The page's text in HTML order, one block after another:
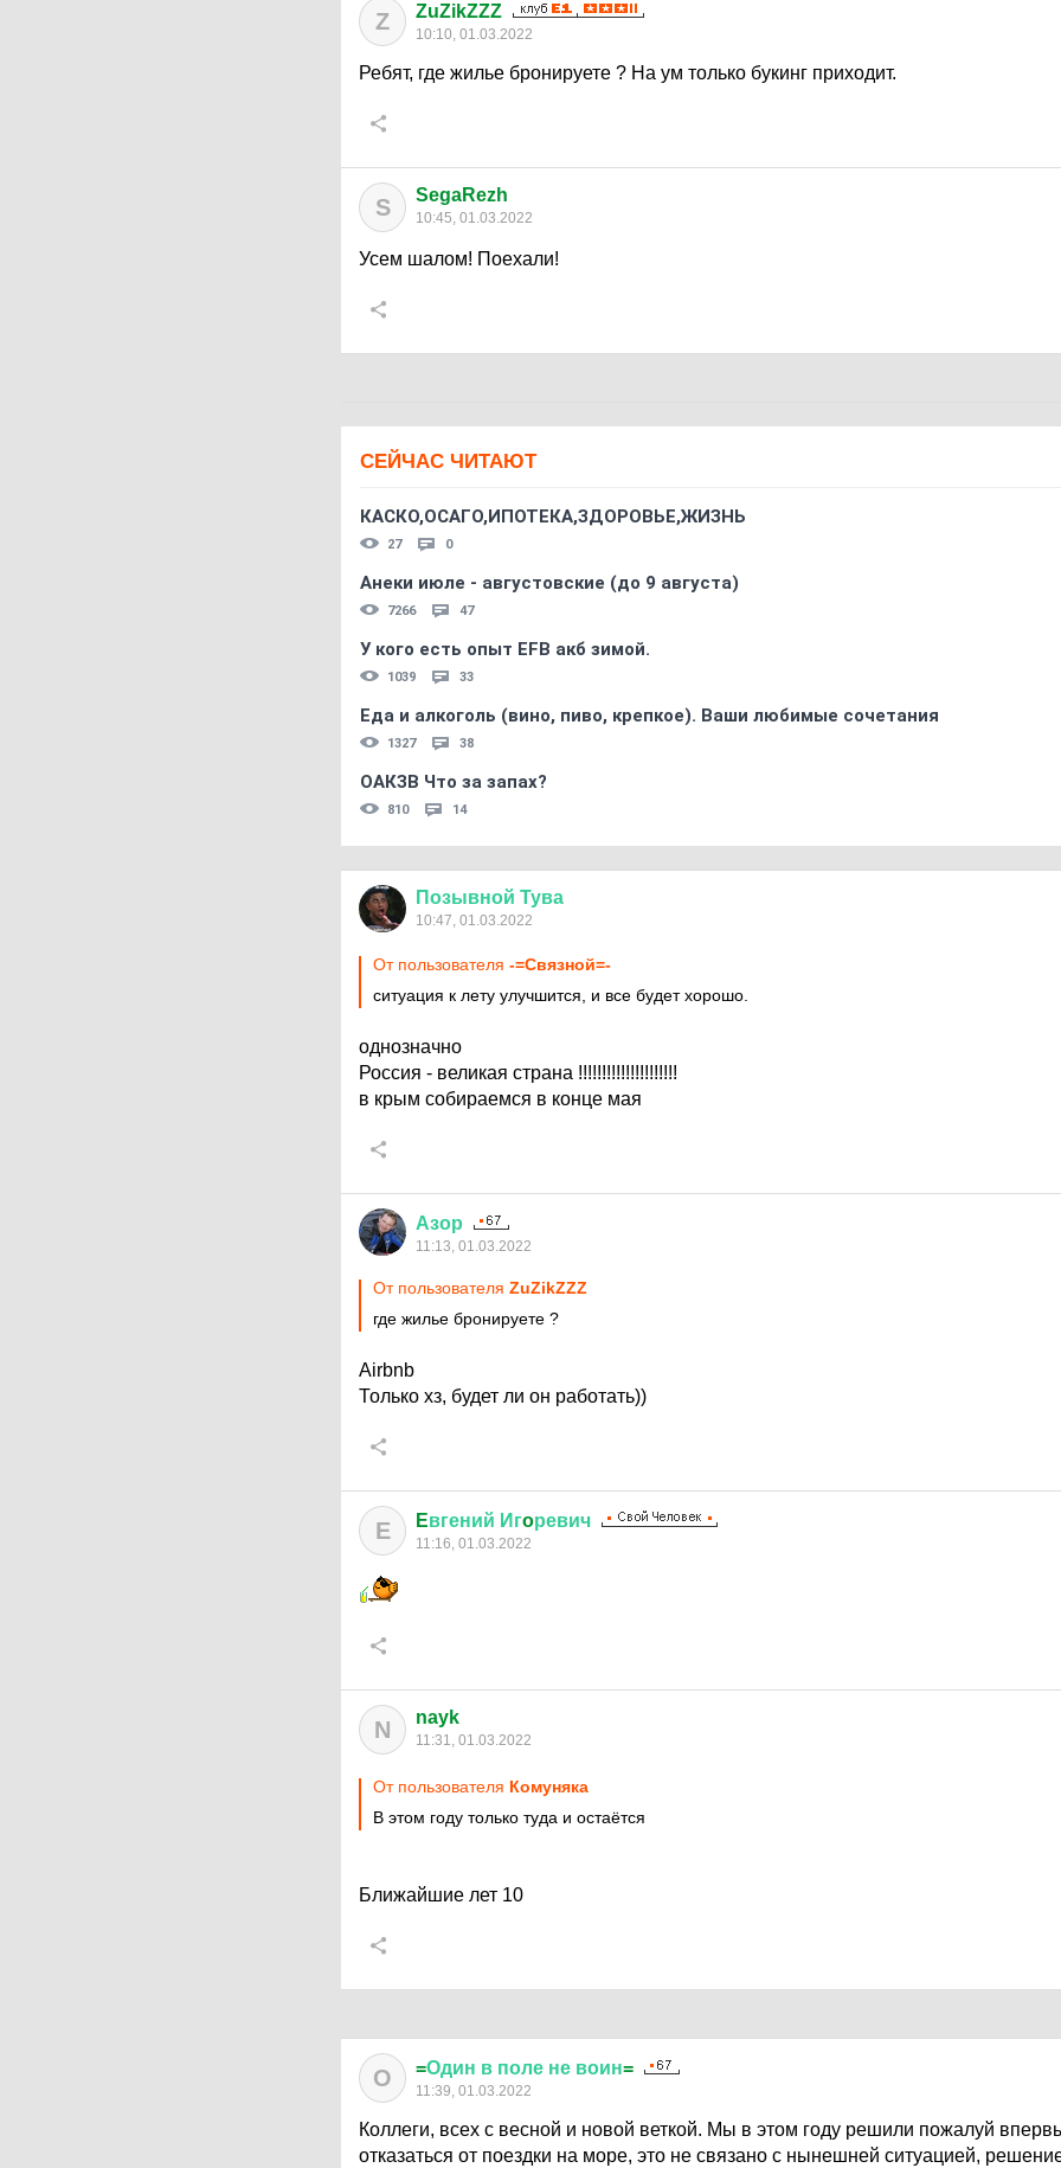
Z ZuZikZZZ
10:10, 01.03.2022
Ребят, где жилье бронируете ? На ум только букинг приходит.
S SegaRezh
10:45, 01.03.2022
Усем шалом! Поехали!
СЕЙЧАС ЧИТАЮТ
КАСКО,ОСАГО,ИПОТЕКА,ЗДОРОВЬЕ,ЖИЗНЬ
27 0
Анеки июле - августовские (до 9 августа)
7266 47
У кого есть опыт EFB акб зимой.
1039 33
Еда и алкоголь (вино, пиво, крепкое). Ваши любимые сочетания
1327 38
ОАКЗВ Что за запах?
810 14
Позывной Тува
10:47, 01.03.2022
От пользователя -=Связной=-
ситуация к лету улучшится, и все будет хорошо.
однозначно
Россия - великая страна !!!!!!!!!!!!!!!!!!!!!
в крым собираемся в конце мая
Азор
11:13, 01.03.2022
От пользователя ZuZikZZZ
где жилье бронируете ?
Airbnb
Только хз, будет ли он работать))
E Eвгений Игoревич
11:16, 01.03.2022
N nayk
11:31, 01.03.2022
От пользователя Комуняка
В этом году только туда и остаётся
Ближайшие лет 10
О =Один в поле не воин=
11:39, 01.03.2022
Коллеги, всех с весной и новой веткой. Мы в этом году решили пожалуй
отказаться от поездки на море, это не связано с нынешней ситуацией,